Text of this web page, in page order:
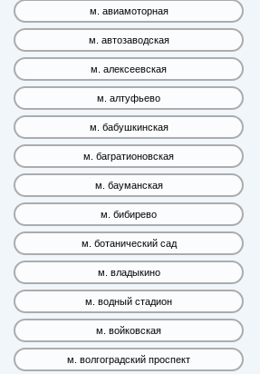
м. авиамоторная
м. автозаводская
м. алексеевская
м. алтуфьево
м. бабушкинская
м. багратионовская
м. бауманская
м. бибирево
м. ботанический сад
м. владыкино
м. водный стадион
м. войковская
м. волгоградский проспект